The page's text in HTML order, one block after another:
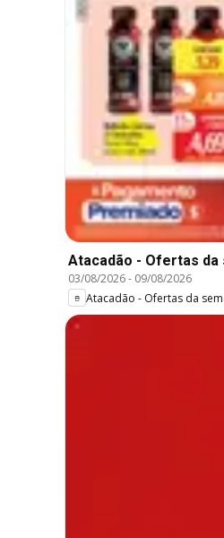
Atacadão - Ofertas da
03/08/2026- 09/08/2026
Atacadão - Ofertas da